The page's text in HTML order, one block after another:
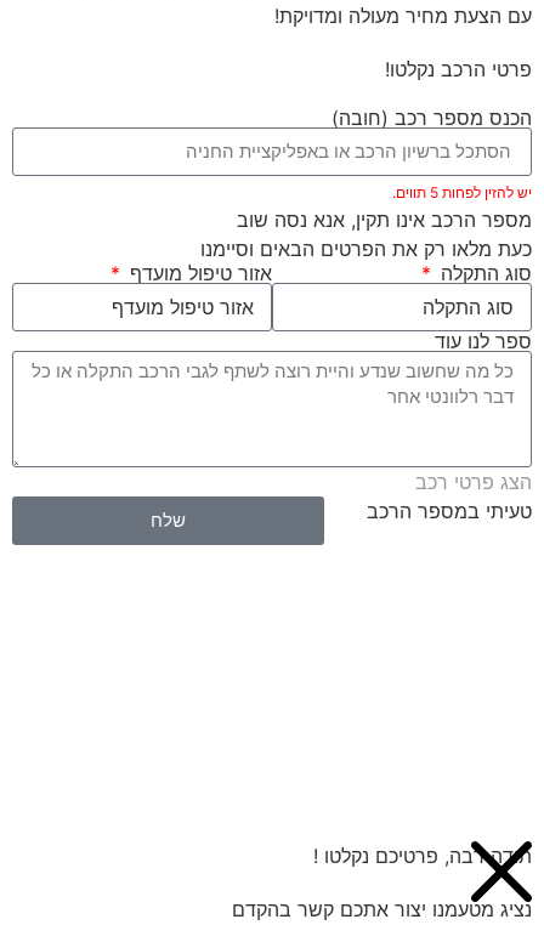
עם הצעת מחיר מעולה ומדויקת!
פרטי הרכב נקלטו!
הכנס מספר רכב (חובה)
יש להזין לפחות 5 תווים.
מספר הרכב אינו תקין, אנא נסה שוב
כעת מלאו רק את הפרטים הבאים וסיימנו
סוג התקלה
אזור טיפול מועדף
ספר לנו עוד
הצג פרטי רכב
טעיתי במספר הרכב
שלח
תודה רבה, פרטיכם נקלטו !
נציג מטעמנו יצור אתכם קשר בהקדם